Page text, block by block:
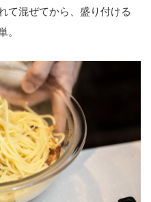
て混ぜてから、盛り付ける
。